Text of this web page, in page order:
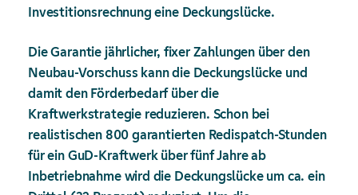
Investitionsrechnung eine Deckungslücke.
Die Garantie jährlicher, fixer Zahlungen über den
Neubau-Vorschuss kann die Deckungslücke und
damit den Förderbedarf über die
Kraftwerkstrategie reduzieren. Schon bei
realistischen 800 garantierten Redispatch-Stunden
für ein GuD-Kraftwerk über fünf Jahre ab
Inbetriebnahme wird die Deckungslücke um ca. ein